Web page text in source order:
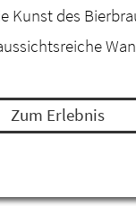
Kunst des
Zum Erlebnis